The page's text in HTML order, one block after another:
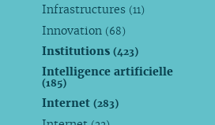
Infrastructures (11)
Innovation (68)
Institutions(423)
Intelligence artificielle
(185)
Internet(283)